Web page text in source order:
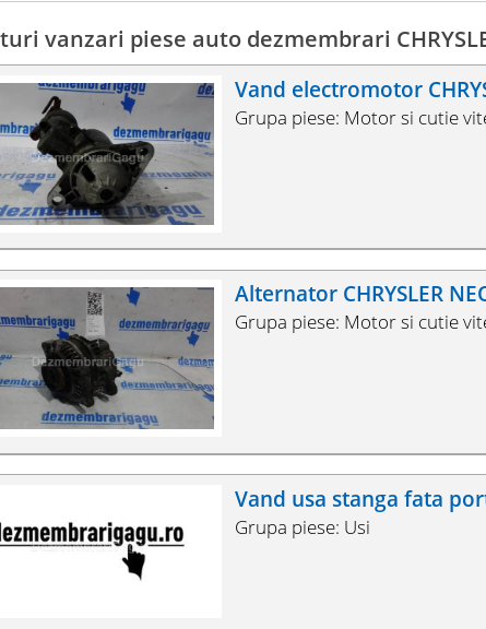
vanzari piese auto dezmembrari
Vand electromotor
Grupa piese: Motor si cutie
Alternator CHRYSLER
Grupa piese: Motor si cutie
Vand usa stanga fata
Grupa piese: Usi